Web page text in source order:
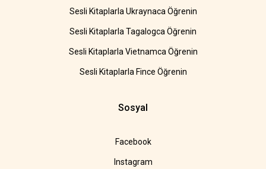
Sesli Kitaplarla Ukraynaca Öğrenin
Sesli Kitaplarla Tagalogca Öğrenin
Sesli Kitaplarla Vietnamca Öğrenin
Sesli Kitaplarla Fince Öğrenin
Sosyal
Facebook
Instagram